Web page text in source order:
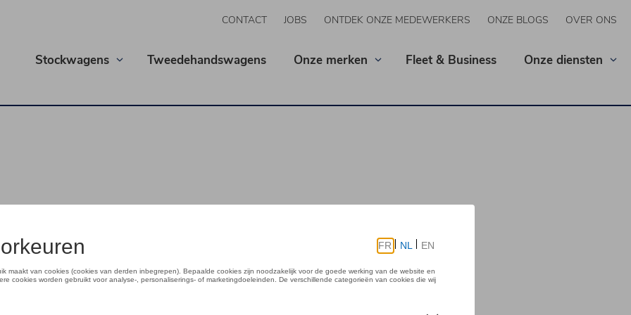
CONTACT JOBS ONTDEK ONZE MEDEWERKERS ONZE BLOGS OVER ONS
Stockwagens Tweedehandswagens Onze merken Fleet & Business Onze diensten